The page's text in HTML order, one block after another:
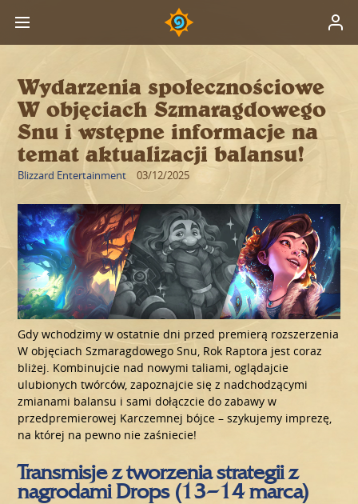
Wydarzenia społecznościowe
W objęciach Szmaragdowego
Snu i wstępne informacje na
temat aktualizacji balansu!
Blizzard Entertainment 03/12/2025
Gdy wchodzimy w ostatnie dni przed premierą rozszerzenia
W objęciach Szmaragdowego Snu, Rok Raptora jest coraz
bliżej. Kombinujcie nad nowymi taliami, oglądajcie
ulubionych twórców, zapoznajcie się z nadchodzącymi
zmianami balansu i sami dołączcie do zabawy w
przedpremierowej Karczemnej bójce – szykujemy imprezę,
na której na pewno nie zaśniecie!
Transmisje z tworzenia strategii z
nagrodami Drops (13–14 marca)